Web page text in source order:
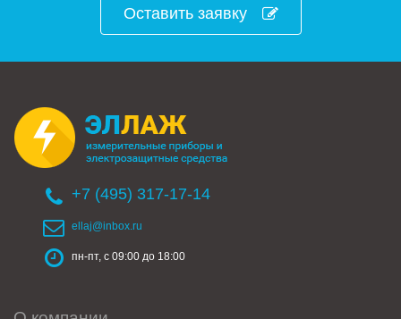
Оставить заявку
+7 (495) 317-17-14
ellaj@inbox.ru
пн-пт, с 09:00 до 18:00